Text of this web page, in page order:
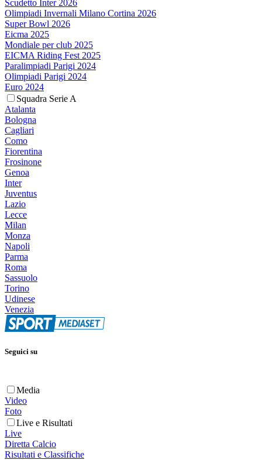
Scudetto Inter 2026
Olimpiadi Invernali Milano Cortina 2026
Super Bowl 2026
Eicma 2025
Mondiale per club 2025
EICMA Riding Fest 2025
Paralimpiadi Parigi 2024
Olimpiadi Parigi 2024
Euro 2024
Squadra Serie A
Atalanta
Bologna
Cagliari
Como
Fiorentina
Frosinone
Genoa
Inter
Juventus
Lazio
Lecce
Milan
Monza
Napoli
Parma
Roma
Sassuolo
Torino
Udinese
Venezia
Seguici su
Media
Video
Foto
Live e Risultati
Live
Diretta Calcio
Risultati e Classifiche